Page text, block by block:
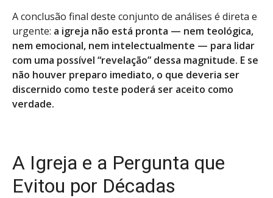
A conclusão final deste conjunto de análises é direta e
urgente: a igreja não está pronta — nem teológica,
nem emocional, nem intelectualmente — para lidar
com uma possível “revelação” dessa magnitude. E se
não houver preparo imediato, o que deveria ser
discernido como teste poderá ser aceito como
verdade.
A Igreja e a Pergunta que
Evitou por Décadas